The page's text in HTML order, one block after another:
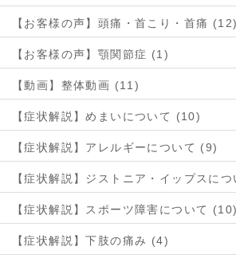
【お客様の声】頭痛・首こり・首痛 (12)
【お客様の声】顎関節症 (1)
【動画】整体動画 (11)
【症状解説】めまいについて (10)
【症状解説】アレルギーについて (9)
【症状解説】ジストニア・イップスに
【症状解説】スポーツ障害について (10)
【症状解説】下肢の痛み (4)